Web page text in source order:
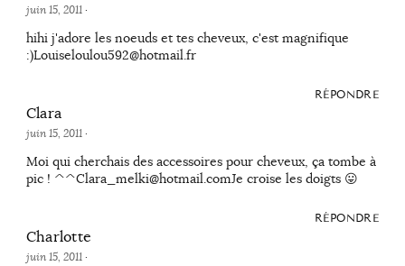
juin 15, 2011·
hihi j'adore les noeuds et tes cheveux, c'est magnifique
:)Louiseloulou592@hotmail.fr
RÉPONDRE
Clara
juin 15, 2011·
Moi qui cherchais des accessoires pour cheveux, ça tombe à
pic ! ^^Clara_melki@hotmail.comJe croise les doigts 😛
RÉPONDRE
Charlotte
juin 15, 2011·